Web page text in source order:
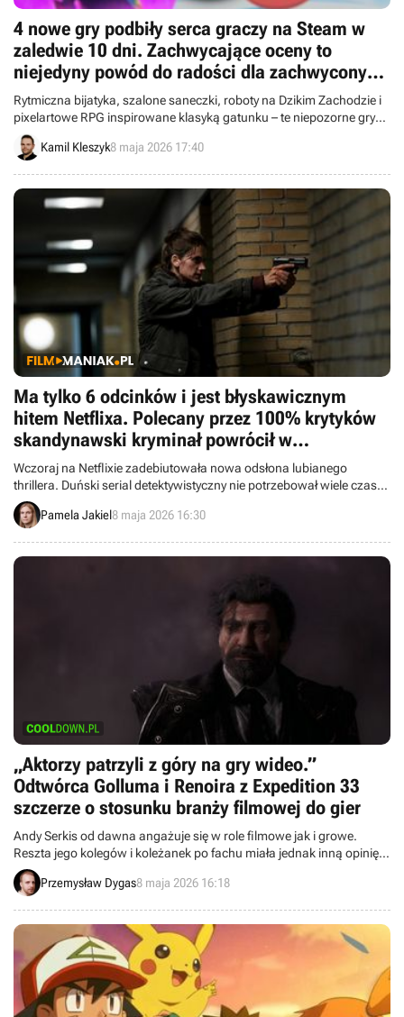
4 nowe gry podbiły serca graczy na Steam w
zaledwie 10 dni. Zachwycające oceny to
niejedyny powód do radości dla zachwyconych
twórców
Rytmiczna bijatyka, szalone saneczki, roboty na Dzikim Zachodzie i
pixelartowe RPG inspirowane klasyką gatunku – te niepozorne gry
niezależne zadebiutowały we wczesnym dostępie i z marszu
zachwyciły graczy na Steamie.
Kamil Kleszyk8 maja 2026 17:40
Ma tylko 6 odcinków i jest błyskawicznym
hitem Netflixa. Polecany przez 100% krytyków
skandynawski kryminał powrócił w
„szczytowej formie” i już dziś wleciał do top 3
Wczoraj na Netflixie zadebiutowała nowa odsłona lubianego
thrillera. Duński serial detektywistyczny nie potrzebował wiele czasu,
by znaleźć się w czołówce najchętniej oglądanych produkcji na
platformie.Pamela Jakiel8 maja 2026 16:30
„Aktorzy patrzyli z góry na gry wideo.”
Odtwórca Golluma i Renoira z Expedition 33
szczerze o stosunku branży filmowej do gier
Andy Serkis od dawna angażuje się w role filmowe jak i growe.
Reszta jego kolegów i koleżanek po fachu miała jednak inną opinię
na temat drugiego z wymienionych mediów.
Przemysław Dygas8 maja 2026 16:18